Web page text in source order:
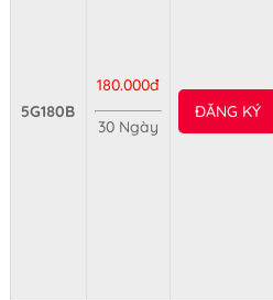
5G180B
180.000đ
30 Ngày
ĐĂNG KÝ